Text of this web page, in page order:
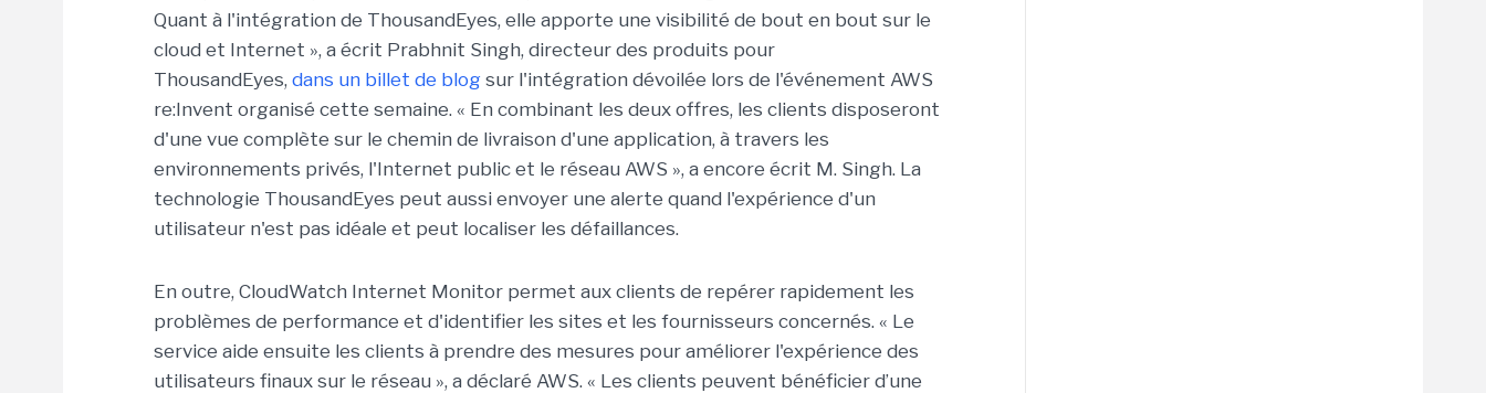
Quant à l'intégration de ThousandEyes, elle apporte une visibilité de bout en bout sur le
cloud et Internet », a écrit Prabhnit Singh, directeur des produits pour
ThousandEyes, dans un billet de blog sur l'intégration dévoilée lors de l'événement AWS
re:Invent organisé cette semaine. « En combinant les deux offres, les clients disposeront
d'une vue complète sur le chemin de livraison d'une application, à travers les
environnements privés, l'Internet public et le réseau AWS », a encore écrit M. Singh. La
technologie ThousandEyes peut aussi envoyer une alerte quand l'expérience d'un
utilisateur n'est pas idéale et peut localiser les défaillances.
En outre, CloudWatch Internet Monitor permet aux clients de repérer rapidement les
problèmes de performance et d'identifier les sites et les fournisseurs concernés. « Le
service aide ensuite les clients à prendre des mesures pour améliorer l'expérience des
utilisateurs finaux sur le réseau », a déclaré AWS. « Les clients peuvent bénéficier d’une